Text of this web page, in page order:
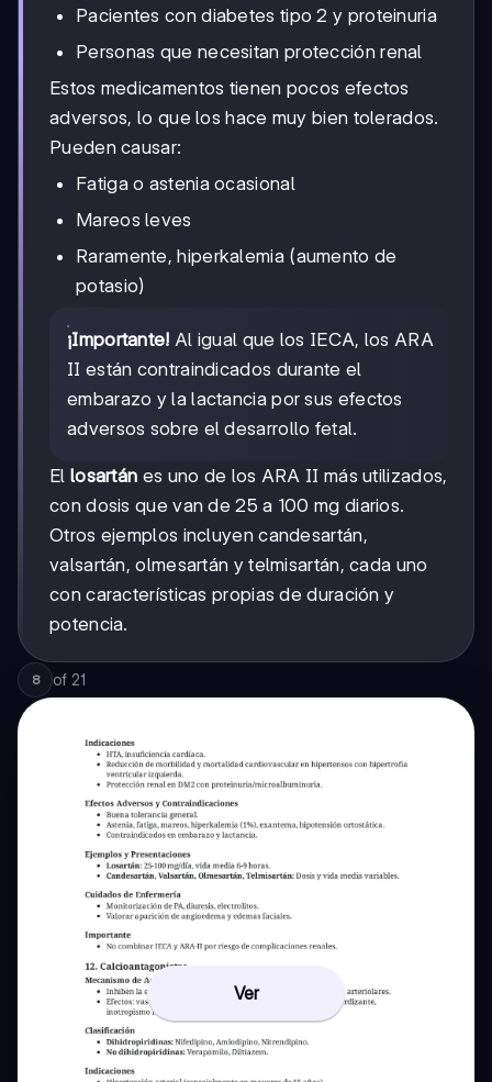
Pacientes con diabetes tipo 2 y proteinuria
Personas que necesitan protección renal
Estos medicamentos tienen pocos efectos
adversos, lo que los hace muy bien tolerados.
Pueden causar:
Fatiga o astenia ocasional
Mareos leves
Raramente, hiperkalemia (aumento de
potasio)
¡Importante! Al igual que los IECA, los ARA
II están contraindicados durante el
embarazo y la lactancia por sus efectos
adversos sobre el desarrollo fetal.
El losartán es uno de los ARA II más utilizados,
con dosis que van de 25 a 100 mg diarios.
Otros ejemplos incluyen candesartán,
valsartán, olmesartán y telmisartán, cada uno
con características propias de duración y
potencia.
8 of 21
Ver